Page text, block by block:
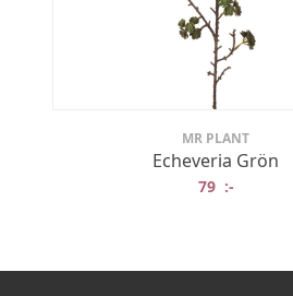
MR PLANT
Echeveria Grön
79 :-